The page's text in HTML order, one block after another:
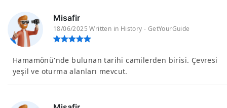
Misafir
18/06/2025 Written in History - GetYourGuide
Hamamönü'nde bulunan tarihi camilerden birisi. Çevresi
yeşil ve oturma alanları mevcut.